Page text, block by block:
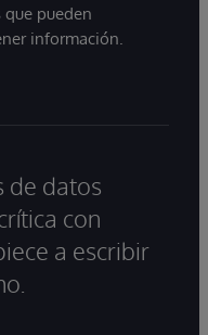
que pueden
información.
de datos
con
a escribir